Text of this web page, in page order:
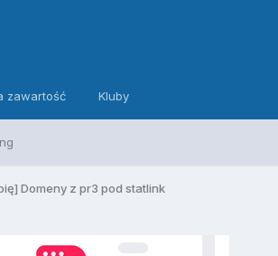
zawartość Kluby
Domeny z pr3 pod statlink